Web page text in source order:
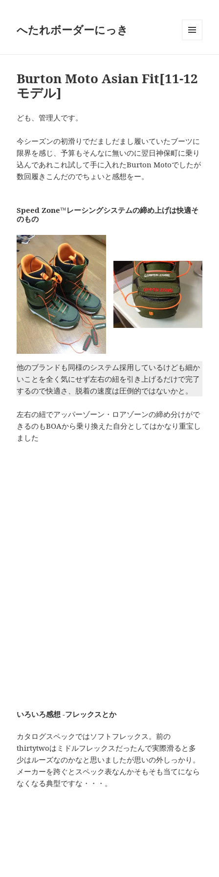
へたれボーダーにっき
Burton Moto Asian Fit[11-12
モデル]
ども、管理人です。
今シーズンの初滑りでだましだまし履いていたブーツに
限界を感じ、予算もそんなに無いのに翌日神保町に乗り
込んであれこれ試して手に入れたBurton Motoでしたが
数回履きこんだのでちょいと感想をー。
Speed Zone™レーシングシステムの締め上げは快適そ
のもの
他のブランドも同様のシステム採用しているけども細か
いことを全く気にせず左右の紐を引き上げるだけで完了
するので快適さ、脱着の速度は圧倒的ではないかと。
左右の紐でアッパーゾーン・ロアゾーンの締め分けがで
きるのもBOAから乗り換えた自分としてはかなり重宝し
ました
いろいろ感想 -フレックスとか
カタログスペックではソフトフレックス。前の
thirtytwoはミドルフレックスだったんで実際滑ると多
少はルーズなのかなと思いましたが思いの外しっかり。
メーカーを跨ぐとスペック表なんかそもそも当てになら
なくなる典型ですな・・・。